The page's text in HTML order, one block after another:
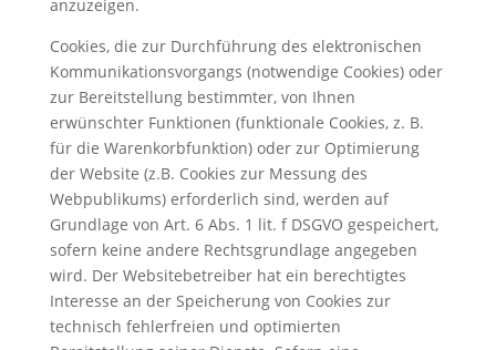
anzuzeigen.
Cookies, die zur Durchführung des elektronischen
Kommunikationsvorgangs (notwendige Cookies) oder
zur Bereitstellung bestimmter, von Ihnen
erwünschter Funktionen (funktionale Cookies, z. B.
für die Warenkorbfunktion) oder zur Optimierung
der Website (z.B. Cookies zur Messung des
Webpublikums) erforderlich sind, werden auf
Grundlage von Art. 6 Abs. 1 lit. f DSGVO gespeichert,
sofern keine andere Rechtsgrundlage angegeben
wird. Der Websitebetreiber hat ein berechtigtes
Interesse an der Speicherung von Cookies zur
technisch fehlerfreien und optimierten